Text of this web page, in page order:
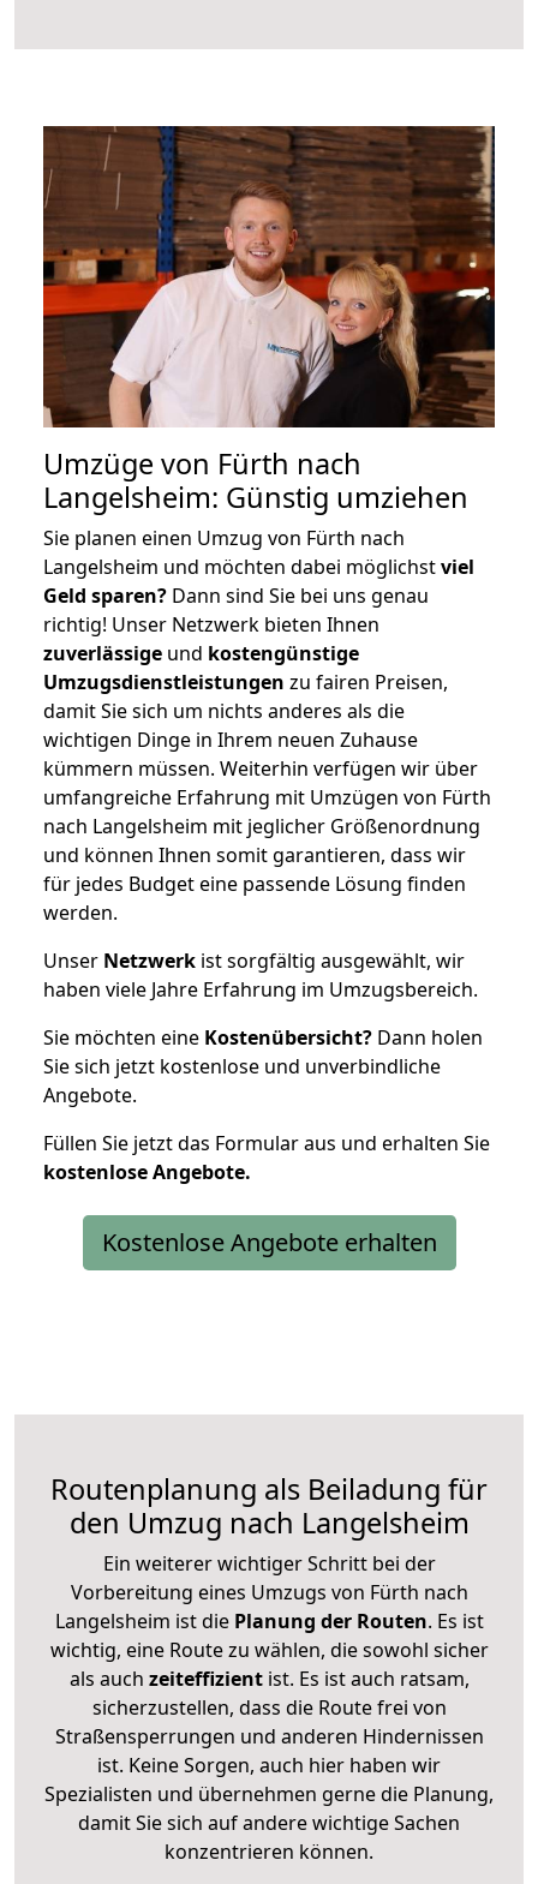
Umzüge von Fürth nach
Langelsheim: Günstig umziehen
Sie planen einen Umzug von Fürth nach
Langelsheim und möchten dabei möglichstviel
Geld sparen? Dann sind Sie bei uns genau
richtig! Unser Netzwerk bieten Ihnen
zuverlässige und kostengünstige
Umzugsdienstleistungen zu fairen Preisen,
damit Sie sich um nichts anderes als die
wichtigen Dinge in Ihrem neuen Zuhause
kümmern müssen. Weiterhin verfügen wir über
umfangreiche Erfahrung mit Umzügen von Fürth
nach Langelsheim mit jeglicher Größenordnung
und können Ihnen somit garantieren, dass wir
für jedes Budget eine passende Lösung finden
werden.
Unser Netzwerk ist sorgfältig ausgewählt, wir
haben viele Jahre Erfahrung im Umzugsbereich.
Sie möchten eine Kostenübersicht? Dann holen
Sie sich jetzt kostenlose und unverbindliche
Angebote.
Füllen Sie jetzt das Formular aus und erhalten Sie
kostenloseAngebote.
Kostenlose Angebote erhalten
Routenplanung als Beiladung für
den Umzug nach Langelsheim
Ein weiterer wichtiger Schritt bei der
Vorbereitung eines Umzugs von Fürth nach
Langelsheim ist diePlanung der Routen. Es ist
wichtig, eine Route zu wählen, die sowohl sicher
als auch zeiteffizientist. Es ist auch ratsam,
sicherzustellen, dass die Route frei von
Straßensperrungen und anderen Hindernissen
ist. Keine Sorgen, auch hier haben wir
Spezialisten und übernehmen gerne die Planung,
damit Sie sich auf andere wichtige Sachen
konzentrieren können.